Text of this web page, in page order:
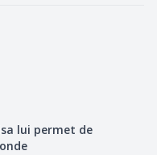
lui permet de